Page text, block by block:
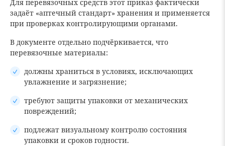
Для перевязочных средств этот приказ фактически
задаёт «аптечный стандарт» хранения и применяется
при проверках контролирующими органами.
В документе отдельно подчёркивается, что
перевязочные материалы:
должны храниться в условиях, исключающих
увлажнение и загрязнение;
требуют защиты упаковки от механических
повреждений;
подлежат визуальному контролю состояния
упаковки и сроков годности.